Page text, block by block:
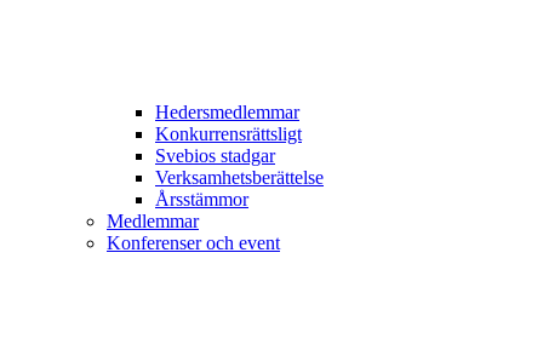
Hedersmedlemmar
Konkurrensrättsligt
Svebios stadgar
Verksamhetsberättelse
Årsstämmor
Medlemmar
Konferenser och event